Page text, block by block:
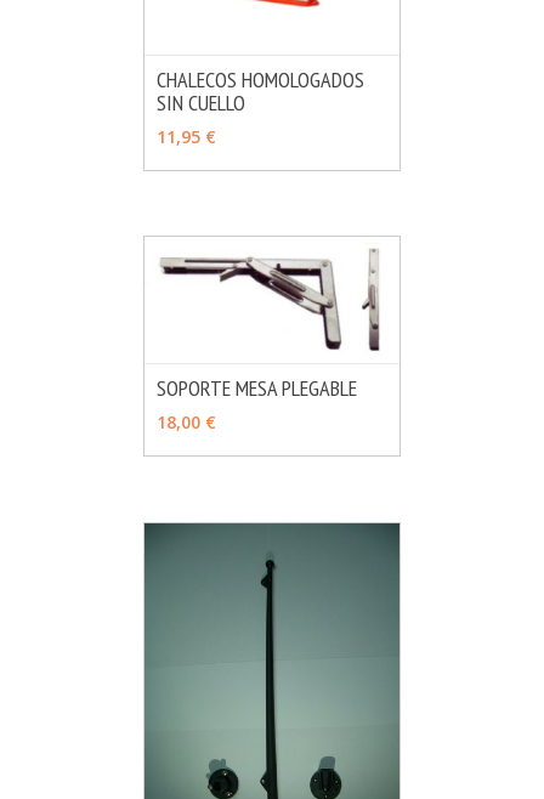
VER OPCIONES
CHALECOS HOMOLOGADOS
SIN CUELLO
11,95 €
SOPORTE MESA PLEGABLE
18,00 €